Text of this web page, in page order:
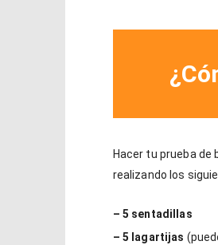
Hacer tu prueba
realizando los
– 5 sentadillas
– 5 lagartijas